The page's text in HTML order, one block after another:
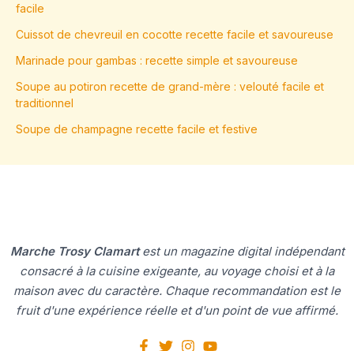
facile
Cuissot de chevreuil en cocotte recette facile et savoureuse
Marinade pour gambas : recette simple et savoureuse
Soupe au potiron recette de grand-mère : velouté facile et
traditionnel
Soupe de champagne recette facile et festive
Marche Trosy Clamartest un magazine digital indépendant
consacré à la cuisine exigeante, au voyage choisi et à la
maison avec du caractère. Chaque recommandation est le
fruit d'une expérience réelle et d'un point de vue affirmé.